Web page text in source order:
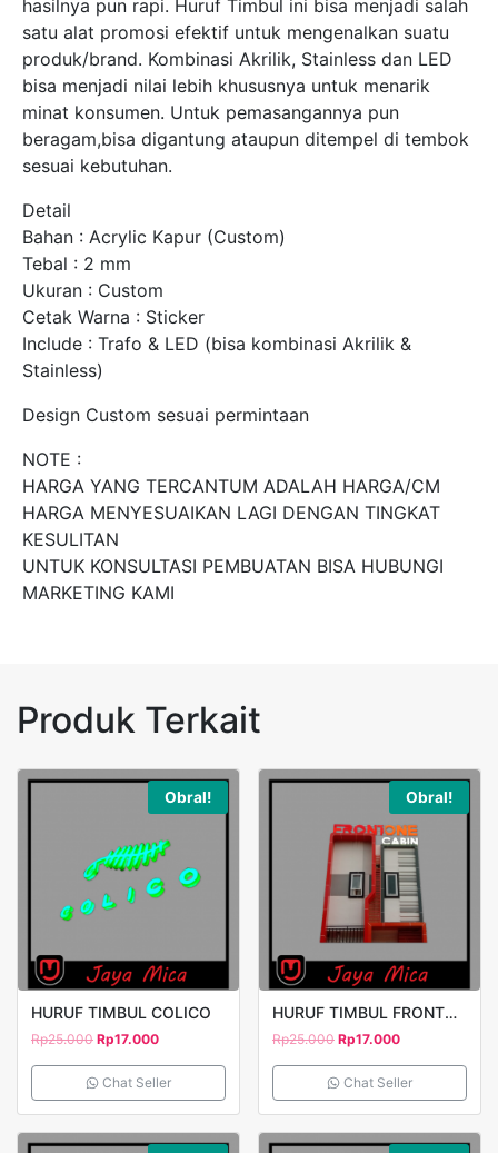
hasilnya pun rapi. Huruf Timbul ini bisa menjadi salah
satu alat promosi efektif untuk mengenalkan suatu
produk/brand. Kombinasi Akrilik, Stainless dan LED
bisa menjadi nilai lebih khususnya untuk menarik
minat konsumen. Untuk pemasangannya pun
beragam,bisa digantung ataupun ditempel di tembok
sesuai kebutuhan.
Detail
Bahan : Acrylic Kapur (Custom)
Tebal : 2 mm
Ukuran : Custom
Cetak Warna : Sticker
Include : Trafo & LED (bisa kombinasi Akrilik &
Stainless)
Design Custom sesuai permintaan
NOTE :
HARGA YANG TERCANTUM ADALAH HARGA/CM
HARGA MENYESUAIKAN LAGI DENGAN TINGKAT
KESULITAN
UNTUK KONSULTASI PEMBUATAN BISA HUBUNGI
MARKETING KAMI
Produk Terkait
Obral!
HURUF TIMBUL COLICO
Rp25.000 Rp17.000
Chat Seller
Obral!
HURUF TIMBUL FRONTONE
Rp25.000 Rp17.000
Chat Seller